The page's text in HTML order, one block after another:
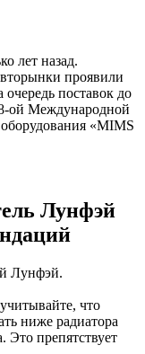
лет назад.
проявили
поставок до
ой Международной
«MIMS
Лунфэй
Лунфэй.
что
ниже радиатора
Это препятствует